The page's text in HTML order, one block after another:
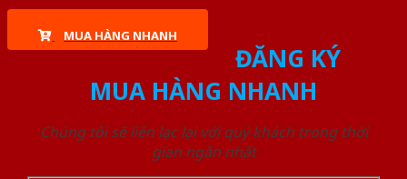
MUA HÀNG NHANH
ĐĂNG KÝ
MUA HÀNG NHANH
Chúng tôi sẽ liên lạc lại với quý khách trong thời
gian ngắn nhất